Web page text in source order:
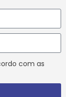
com as